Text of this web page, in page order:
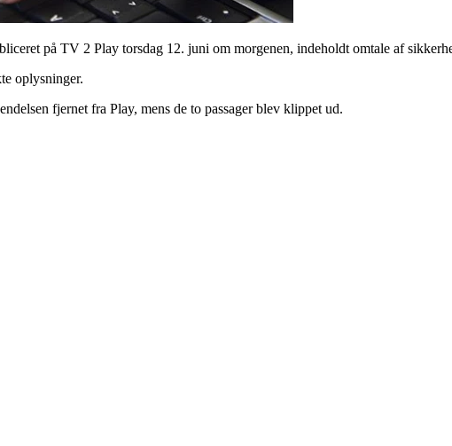
på TV 2 Play torsdag 12. juni om morgenen, indeholdt omtale af
oplysninger.
fjernet fra Play, mens de to passager blev klippet ud.